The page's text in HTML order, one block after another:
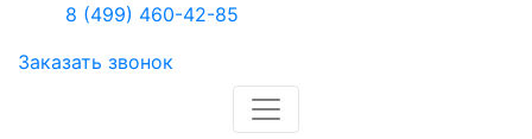
8 (499) 460-42-85
Заказать звонок